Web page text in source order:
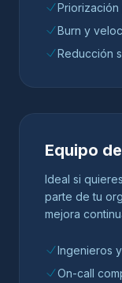
Burn y
Reducción
Equipo
Ideal si
parte de tu
mejora
Ingenieros
On-call